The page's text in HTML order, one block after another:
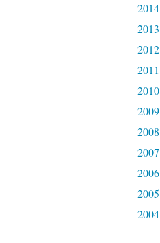
2014
2013
2012
2011
2010
2009
2008
2007
2006
2005
2004